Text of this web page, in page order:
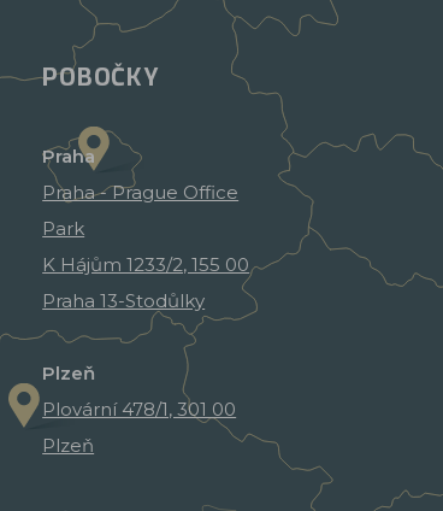
POBOČKY
Praha
Praha - Prague Office
Park
K Hájům 1233/2, 155 00
Praha 13-Stodůlky
Plzeň
Plovární 478/1, 301 00
Plzeň